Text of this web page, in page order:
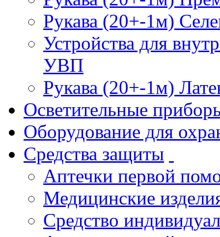
Рукава (20+-1м)
Устройства для
УВП
Рукава (20+-1м)
Осветительные
Оборудование для
Средства защиты
Аптечки первой
Медицинские
Средство